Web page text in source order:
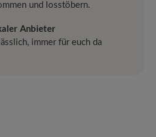
und losstöbern.
Anbieter
immer für euch da